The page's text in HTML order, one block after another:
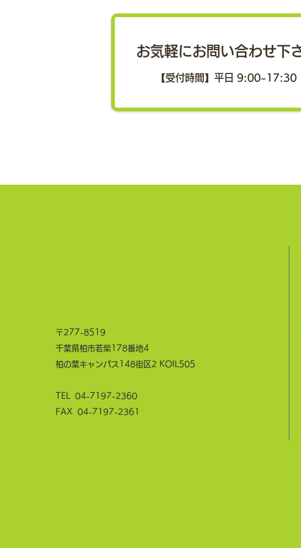
ラム）スマートウエルネス分
を議論 スマートウエルネスコミ
理構想研究フォーラムが主催する
ム（第15回旧軽井沢フォーラ
り様を考える」をテーマに、企
お気軽にお問い合わせ下
【受付時間】平日 9:00~17:30
〒277-8519
千葉県柏市若柴178番地4
柏の葉キャンパス148街区2 KOIL505
TEL 04-7197-2360
FAX 04-7197-2361